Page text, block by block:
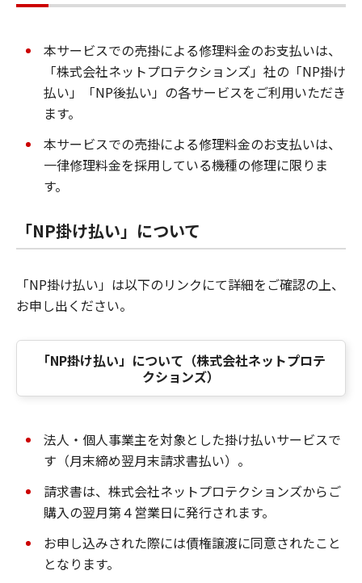
本サービスでの売掛による修理料金のお支払いは、
「株式会社ネットプロテクションズ」社の「NP掛け
払い」「NP後払い」の各サービスをご利用いただき
ます。
本サービスでの売掛による修理料金のお支払いは、
一律修理料金を採用している機種の修理に限りま
す。
「NP掛け払い」について
「NP掛け払い」は以下のリンクにて詳細をご確認の上、
お申し出ください。
「NP掛け払い」について（株式会社ネットプロテ
クションズ）
法人・個人事業主を対象とした掛け払いサービスで
す（月末締め翌月末請求書払い）。
請求書は、株式会社ネットプロテクションズからご
購入の翌月第４営業日に発行されます。
お申し込みされた際には債権譲渡に同意されたこと
となります。